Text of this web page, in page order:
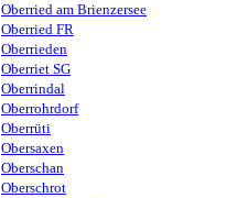
Oberried am Brienzersee
Oberried FR
Oberrieden
Oberriet SG
Oberrindal
Oberrohrdorf
Oberrüti
Obersaxen
Oberschan
Oberschrot